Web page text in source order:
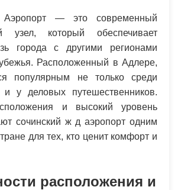
— это современный
узел, который обеспечивает
города с другими регионами
Расположенный в Адлере,
популярным не только среди
и у деловых путешественников.
и высокий уровень
сочинский ж д аэропорт одним
для тех, кто ценит комфорт и
расположения и